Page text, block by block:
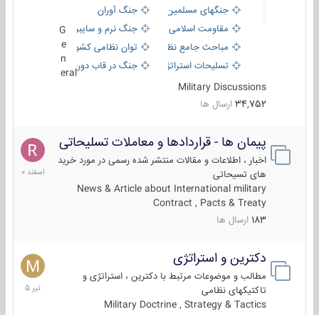
جنگهای مسلمین
جنگ آوران
مقاومت اسلامی
جنگ نرم و سایبری
مباحث جامع نظامی
توان نظامی کشورها
تسلیحات استراتژیک
جنگ در قاب دوربین
eral
Military Discussions
34,752 ارسال ها
پیمان ها - قراردادها و معاملات تسلیحاتی
اخبار ، اطلاعات و مقالات منتشر شده رسمی در مورد خرید
های تسیحاتی
News & Article about International military
Contract , Pacts & Treaty
183 ارسال ها
7
اسفند
1400
دکترین و استراتژی
مطالب و موضوعات مرتبط با دکترین ، استراتژی و
تاکتیکهای نظامی
Military Doctrine , Strategy & Tactics
27
تیر
1405